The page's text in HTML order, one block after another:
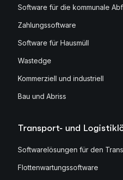
Software für die kommunale
Zahlungssoftware
Software für Hausmüll
Wastedge
Kommerziell und industriell
Bau und Abriss
Transport- und
Softwarelösungen für den
Flottenwartungssoftware